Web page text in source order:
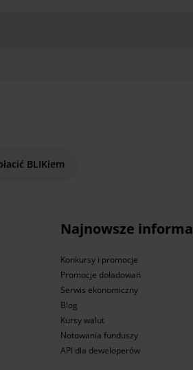
BLIKiem
Najnowsze
Konkursy i promocje
Promocje doładowań
Serwis ekonomiczny
Blog
Kursy walut
Notowania funduszy
API dla deweloperów